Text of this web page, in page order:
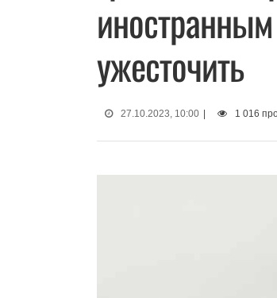
ужесточить
27.10.2023, 10:00 | 1 016